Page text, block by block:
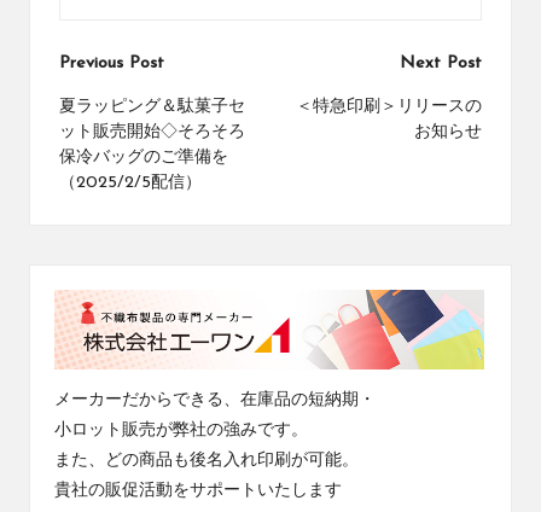
Post
navigation
Previous Post
夏ラッピング＆駄菓子セ
ット販売開始◇そろそろ
保冷バッグのご準備を
（2025/2/5配信）
Next Post
＜特急印刷＞リリースの
お知らせ
メーカーだからできる、在庫品の短納期・
小ロット販売が弊社の強みです。
また、どの商品も後名入れ印刷が可能。
貴社の販促活動をサポートいたします